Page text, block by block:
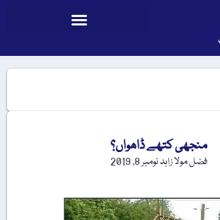
منجھی کتھے ڈاھواں؟
فضل مولا زاہدنومبر 8, 2019